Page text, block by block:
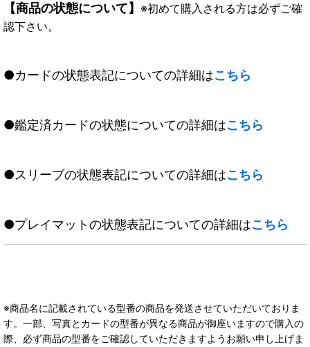
【商品の状態について】 ※初めて購入される方は必ずご確
認下さい。
●カードの状態表記についての詳細はこちら
●鑑定済カードの状態についての詳細はこちら
●スリーブの状態表記についての詳細はこちら
●プレイマットの状態表記についての詳細はこちら
※商品名に記載されている型番の商品を発送させていただいておりま
す。一部、写真とカードの型番が異なる商品が御座いますので購入の
際、必ず商品の型番をご確認していただきますようお願い申し上げま